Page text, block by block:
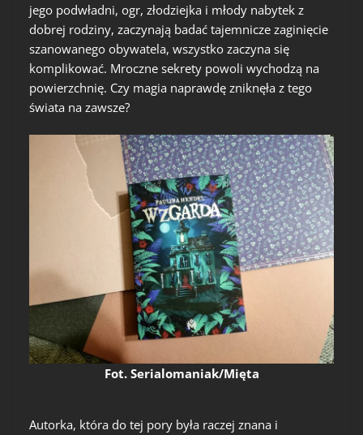
jego podwładni, ogr, złodziejka i młody nabytek z
dobrej rodziny, zaczynają badać tajemnicze zaginięcie
szanowanego obywatela, wszystko zaczyna się
komplikować. Mroczne sekrety powoli wychodzą na
powierzchnię. Czy magia naprawdę zniknęła z tego
świata na zawsze?
Fot. Serialomaniak/Mięta
Autorka, która do tej pory była raczej znana i